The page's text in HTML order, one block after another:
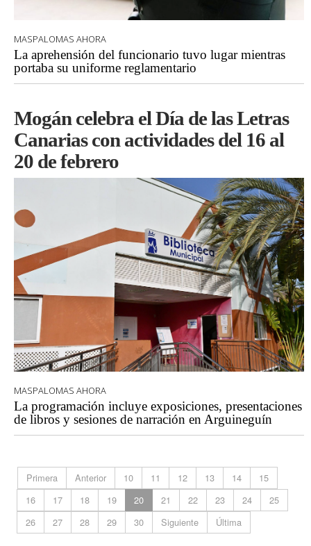
MASPALOMAS AHORA
La aprehensión del funcionario tuvo lugar mientras
portaba su uniforme reglamentario
Mogán celebra el Día de las Letras
Canarias con actividades del 16 al
20 de febrero
MASPALOMAS AHORA
La programación incluye exposiciones, presentaciones
de libros y sesiones de narración en Arguineguín
Primera Anterior 10 11 12 13 14
15
16
17 18 19 20 21 22 23 24
25
26
27 28 29 30 Siguiente Última